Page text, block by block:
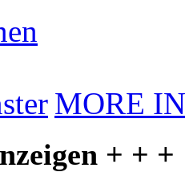
MORE
+ + +